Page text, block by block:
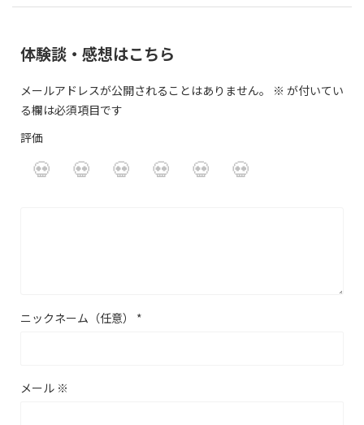
体験談・感想はこちら
メールアドレスが公開されることはありません。 ※ が付いてい
る欄は必須項目です
評価
ニックネーム（任意） *
メール ※